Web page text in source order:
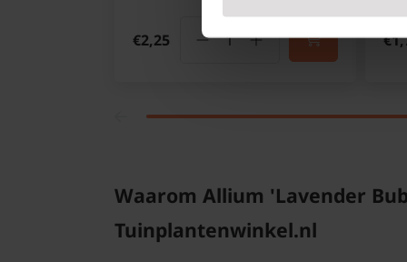
€2,25
Waarom Allium 'Lavender
Tuinplantenwinkel.nl